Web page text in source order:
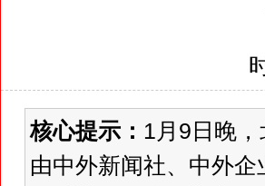
核心提示： 1月9日晚
由中外新闻社、中外